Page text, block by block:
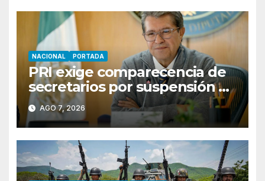
NACIONAL PORTADA
PRI exige comparecencia de
secretarios por suspensión de
aguacate; Monreal llama a
cerrar filas
AGO 7, 2026